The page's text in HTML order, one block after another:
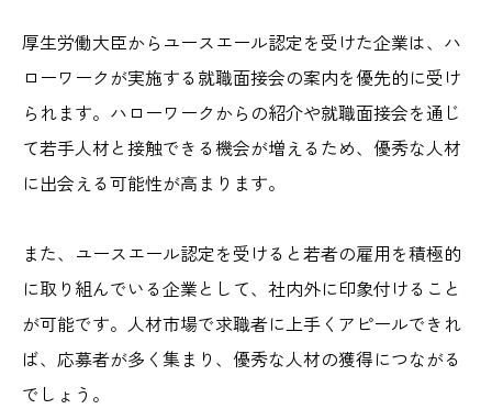
厚生労働大臣からユースエール認定を受けた企業は、ハ
ローワークが実施する就職面接会の案内を優先的に受け
られます。ハローワークからの紹介や就職面接会を通じ
て若手人材と接触できる機会が増えるため、優秀な人材
に出会える可能性が高まります。
また、ユースエール認定を受けると若者の雇用を積極的
に取り組んでいる企業として、社内外に印象付けること
が可能です。人材市場で求職者に上手くアピールできれ
ば、応募者が多く集まり、優秀な人材の獲得につながる
でしょう。